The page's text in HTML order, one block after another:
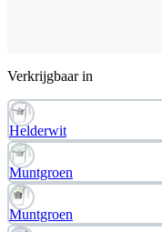
Verkrijgbaar in
Helderwit
Muntgroen
Muntgroen